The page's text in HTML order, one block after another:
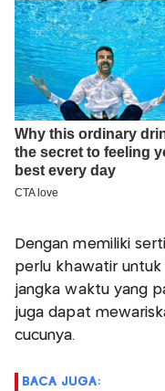
Dengan memiliki
perlu khawatir untuk
jangka waktu yang
juga dapat
cucunya.
BACA JUGA: